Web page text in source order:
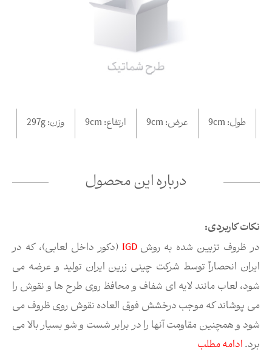
درباره این محصول
نکات کاربردی:
در ظروف تزیین شده به روشIGD (دکور داخل لعابی)، که در
ایران انحصاراً توسط شرکت چینی زرین ایران تولید و عرضه می
شود، لعاب مانند لایه ای شفاف و محافظ روی طرح ها و نقوش را
می پوشاند که موجب درخشش فوق العاده نقوش روی ظروف می
شود و همچنین مقاومت آنها را در برابر شست و شو بسیار بالا می
برد.ادامه مطلب
طول: 9cm عرض: 9cm ارتفاع: 9cm وزن:297g